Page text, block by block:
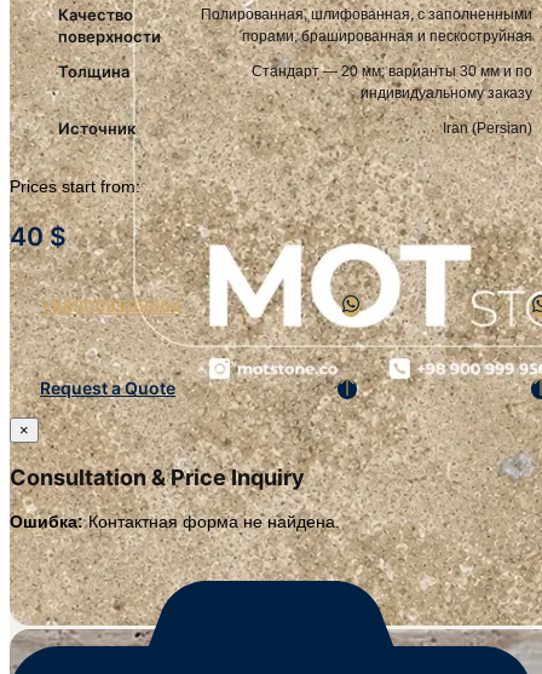
Качество
поверхности
Полированная, шлифованная, с заполненными
порами, брашированная и пескоструйная
Толщина
Стандарт — 20 мм; варианты 30 мм и по
индивидуальному заказу
Источник Iran (Persian)
Prices start from:
40$
+989009999564
Request a Quote
×
Consultation & Price Inquiry
Ошибка:Контактная форма не найдена.